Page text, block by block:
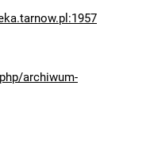
archiwum-